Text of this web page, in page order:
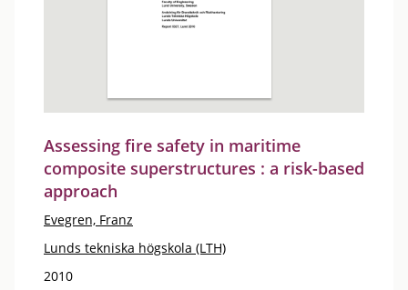
Assessing fire safety in maritime
composite superstructures : a risk-based
approach
Evegren, Franz
Lunds tekniska högskola (LTH)
2010